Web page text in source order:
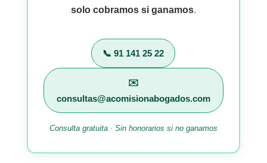
solo cobramos si ganamos.
📞 91 141 25 22
✉️
consultas@acomisionabogados.com
Consulta gratuita · Sin honorarios si no ganamos